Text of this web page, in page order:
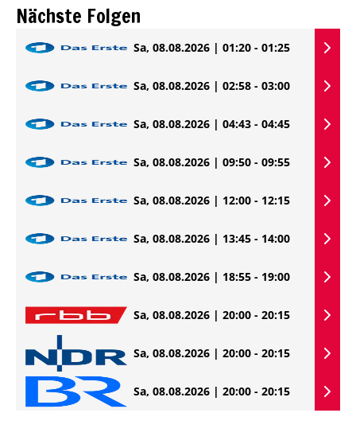
Nächste Folgen
Sa, 08.08.2026 | 01:20 - 01:25
Sa, 08.08.2026 | 02:58 - 03:00
Sa, 08.08.2026 | 04:43 - 04:45
Sa, 08.08.2026 | 09:50 - 09:55
Sa, 08.08.2026 | 12:00 - 12:15
Sa, 08.08.2026 | 13:45 - 14:00
Sa, 08.08.2026 | 18:55 - 19:00
Sa, 08.08.2026 | 20:00 - 20:15
Sa, 08.08.2026 | 20:00 - 20:15
Sa, 08.08.2026 | 20:00 - 20:15